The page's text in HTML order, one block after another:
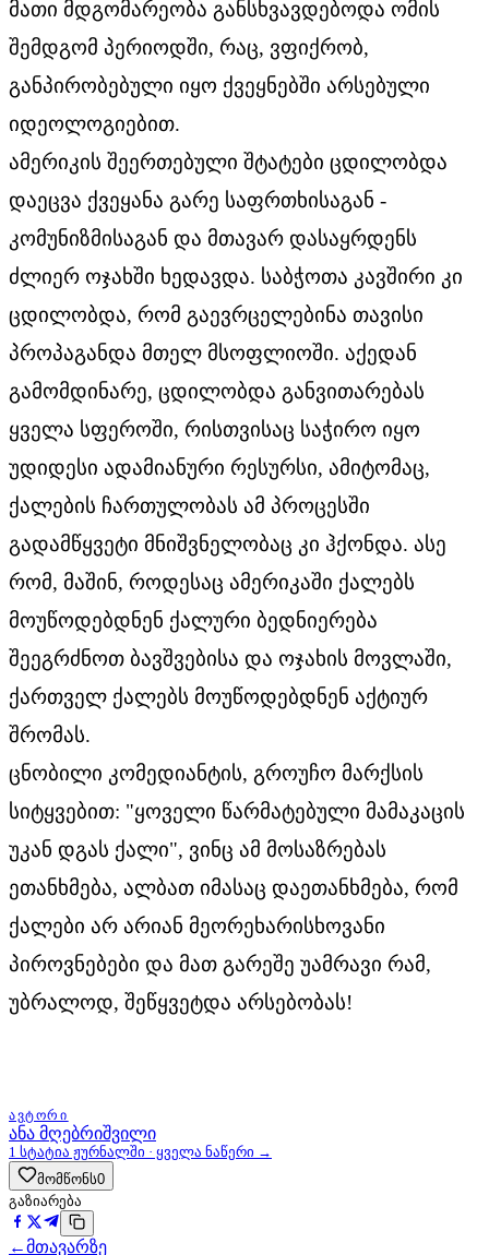
მათი მდგომარეობა განსხვავდებოდა ომის
შემდგომ პერიოდში, რაც, ვფიქრობ,
განპირობებული იყო ქვეყნებში არსებული
იდეოლოგიებით.
ამერიკის შეერთებული შტატები ცდილობდა
დაეცვა ქვეყანა გარე საფრთხისაგან -
კომუნიზმისაგან და მთავარ დასაყრდენს
ძლიერ ოჯახში ხედავდა. საბჭოთა კავშირი კი
ცდილობდა, რომ გაევრცელებინა თავისი
პროპაგანდა მთელ მსოფლიოში. აქედან
გამომდინარე, ცდილობდა განვითარებას
ყველა სფეროში, რისთვისაც საჭირო იყო
უდიდესი ადამიანური რესურსი, ამიტომაც,
ქალების ჩართულობას ამ პროცესში
გადამწყვეტი მნიშვნელობაც კი ჰქონდა. ასე
რომ, მაშინ, როდესაც ამერიკაში ქალებს
მოუწოდებდნენ ქალური ბედნიერება
შეეგრძნოთ ბავშვებისა და ოჯახის მოვლაში,
ქართველ ქალებს მოუწოდებდნენ აქტიურ
შრომას.
ცნობილი კომედიანტის, გროუჩო მარქსის
სიტყვებით: "ყოველი წარმატებული მამაკაცის
უკან დგას ქალი", ვინც ამ მოსაზრებას
ეთანხმება, ალბათ იმასაც დაეთანხმება, რომ
ქალები არ არიან მეორეხარისხოვანი
პიროვნებები და მათ გარეშე უამრავი რამ,
უბრალოდ, შეწყვეტდა არსებობას!
ᲐᲕᲢᲝᲠᲘ
ანა მღებრიშვილი
1 სტატია ჟურნალში · ყველა ნაწერი →
მომწონს0
გაზიარება
←მთავარზე